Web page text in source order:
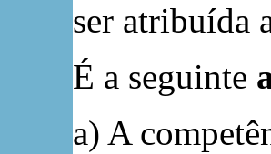
ser atribuída
É a seguinte
a) A